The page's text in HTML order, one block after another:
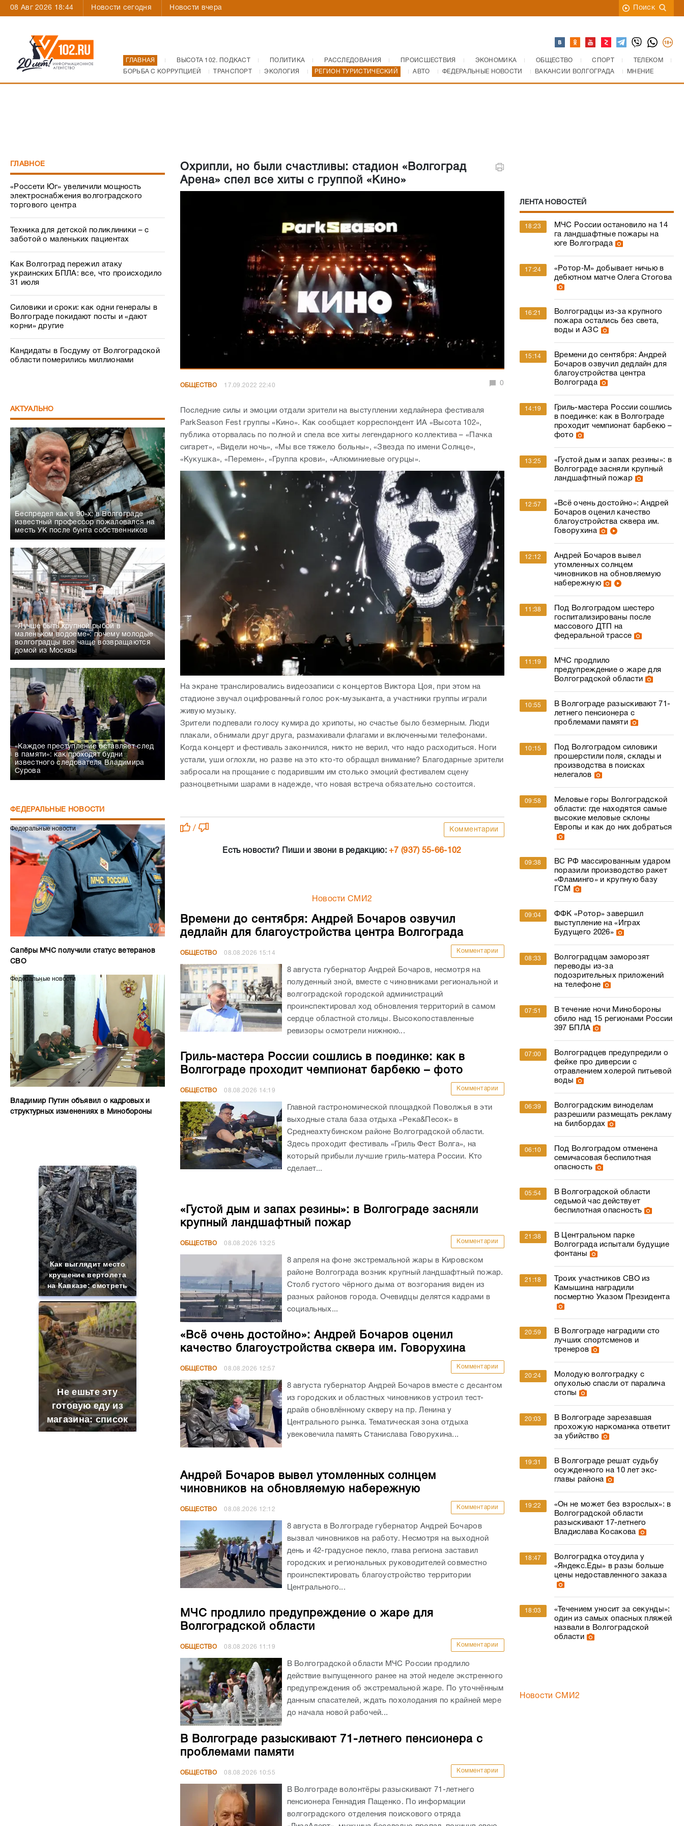
08 Авг 2026 18:44 Новости сегодня Новости вчера Поиск
ГЛАВНАЯ ВЫСОТА 102. ПОДКАСТ ПОЛИТИКА РАССЛЕДОВАНИЯ ПРОИСШЕСТВИЯ ЭКОНОМИКА ОБЩЕСТВО СПОРТ
ТЕЛЕКОМ
БОРЬБА С КОРРУПЦИЕЙ
ТРАНСПОРТ ЭКОЛОГИЯ РЕГИОН ТУРИСТИЧЕСКИЙ АВТО ФЕДЕРАЛЬНЫЕ НОВОСТИ ВАКАНСИИ ВОЛГОГРАДА МНЕНИЕ
Техника для детской поликлиники – с
заботой о маленьких пациентах
Как Волгоград пережил атаку
украинских БПЛА: все, что происходило
31 июля
Силовики и сроки: как одни генералы в
Волгограде покидают посты и «дают
корни» другие
Кандидаты в Госдуму от Волгоградской
области померились миллионами
Беспредел как в 90-х: в Волгограде
известный профессор пожаловался на
месть УК после бунта собственников
«Лучше быть крупной рыбой в
маленьком водоеме»: почему молодые
волгоградцы все чаще возвращаются
домой из Москвы
«Каждое преступление оставляет след
в памяти»: как проходят будни
известного следователя Владимира
Сурова
ФЕДЕРАЛЬНЫЕ НОВОСТИ
Федеральные новости
Сапёры МЧС получили статус ветеранов
Федеральные новости
Владимир Путин объявил о кадровых и
структурных изменениях в Минобороны
Как выглядит место
крушение вертолета
на Кавказе: смотреть
Не ешьте эту
готовую еду из
магазина: список
17.09.2022 22:40
Последние силы и эмоции отдали зрители на выступлении хедлайнера фестиваля
ParkSeason Fest группы «Кино». Как сообщает корреспондент ИА «Высота 102»,
публика оторвалась по полной и спела все хиты легендарного коллектива – «Пачка
сигарет», «Видели ночь», «Мы все тяжело больны», «Звезда по имени Солнце»,
На экране транслировались видеозаписи с концертов Виктора Цоя, при этом на
стадионе звучал оцифрованный голос рок-музыканта, а участники группы играли
живую музыку.
Зрители подпевали голосу кумира до хрипоты, но счастье было безмерным. Люди
плакали, обнимали друг друга, размахивали флагами и включенными телефонами.
/ Комментарии
Есть новости? Пиши и звони в редакцию:+7 (937) 55-66-102
Времени до сентября: Андрей Бочаров озвучил
8 августа губернатор Андрей Бочаров, несмотря на
полуденный зной, вместе с чиновниками региональной и
волгоградской городской администраций
проинспектировал ход обновления территорий в самом
сердце областной столицы. Высокопоставленные
Гриль-мастера России сошлись в поединке: как в
Волгограде проходит чемпионат барбекю – фото
ОБЩЕСТВО 08.08.202614:19 Комментарии
выходные стала база отдыха «Река&Песок» в
Среднеахтубинском районе Волгоградской области.
Здесь проходит фестиваль «Гриль Фест Волга», на
который прибыли лучшие гриль-матера России. Кто
«Густой дым и запах резины»: в Волгограде засняли
крупный ландшафтный пожар
районе Волгограда возник крупный ландшафтный пожар.
Столб густого чёрного дыма от возгорания виден из
разных районов города. Очевидцы делятся кадрами в
«Всё очень достойно»: Андрей Бочаров оценил
качество благоустройства сквера им. Говорухина
ОБЩЕСТВО 08.08.202612:57 Комментарии
из городских и областных чиновников устроил тест-
драйв обновлённому скверу на пр. Ленина у
Центрального рынка. Тематическая зона отдыха
увековечила память Станислава Говорухина...
Андрей Бочаров вывел утомленных солнцем
чиновников на обновляемую набережную
ОБЩЕСТВО 08.08.202612:12
вызвал чиновников на работу. Несмотря на выходной
день и 42-градусное пекло, глава региона заставил
городских и региональных руководителей совместно
проинспектировать благоустройство территории
МЧС продлило предупреждение о жаре для
Волгоградской области
ОБЩЕСТВО 08.08.202611:19 Комментарии
действие выпущенного ранее на этой неделе экстренного
предупреждения об экстремальной жаре. По уточнённым
В Волгограде разыскивают 71-летнего пенсионера с
проблемами памяти
ОБЩЕСТВО 08.08.202610:55 Комментарии
пенсионера Геннадия Пащенко. По информации
волгоградского отделения поискового отряда
квартиру 7 августа. Перед исчезновением пожилой
Под Волгоградом силовики прошерстили поля, склады
и производства в поисках нелегалов
17:24
«Ротор‑М» добывает ничью в
дебютном матче Олега Стогова
Волгоградцы из-за крупного
пожара остались без света,
воды и АЗС
Времени до сентября: Андрей
Бочаров озвучил дедлайн для
благоустройства центра
Волгограда
Гриль-мастера России сошлись
в поединке: как в Волгограде
проходит чемпионат барбекю –
фото
«Густой дым и запах резины»: в
Волгограде засняли крупный
ландшафтный пожар
«Всё очень достойно»: Андрей
Бочаров оценил качество
благоустройства сквера им.
Говорухина
Андрей Бочаров вывел
утомленных солнцем
чиновников на обновляемую
набережную
Под Волгоградом шестеро
госпитализированы после
массового ДТП на
федеральной трассе
МЧС продлило
предупреждение о жаре для
Волгоградской области
В Волгограде разыскивают 71-
летнего пенсионера с
проблемами памяти
Под Волгоградом силовики
прошерстили поля, склады и
производства в поисках
нелегалов
Меловые горы Волгоградской
области: где находятся самые
высокие меловые склоны
Европы и как до них добраться
09:38
ВС РФ массированным ударом
поразили производство ракет
«Фламинго» и крупную базу
ГСМ
ФФК «Ротор» завершил
выступление на «Играх
Будущего 2026»
Волгоградцам заморозят
переводы из-за
подозрительных приложений
на телефоне
В течение ночи Минобороны
сбило над 15 регионами России
397 БПЛА
Волгоградцев предупредили о
фейке про диверсии с
отравлением холерой питьевой
воды
Волгоградским виноделам
разрешили размещать рекламу
на билбордах
Под Волгоградом отменена
семичасовая беспилотная
опасность
В Волгоградской области
седьмой час действует
беспилотная опасность
В Центральном парке
Волгограда испытали будущие
фонтаны
Троих участников СВО из
Камышина наградили
посмертно Указом Президента
В Волгограде наградили сто
лучших спортсменов и
тренеров
Молодую волгоградку с
опухолью спасли от паралича
стопы
В Волгограде зарезавшая
прохожую наркоманка ответит
за убийство
В Волгограде решат судьбу
осужденного на 10 лет экс-
главы района
«Он не может без взрослых»: в
Волгоградской области
разыскивают 17-летнего
Владислава Косакова
Волгоградка отсудила у
«Яндекс.Еды» в разы больше
цены недоставленного заказа
«Течением уносит за секунды»:
один из самых опасных пляжей
назвали в Волгоградской
области
Новости СМИ2